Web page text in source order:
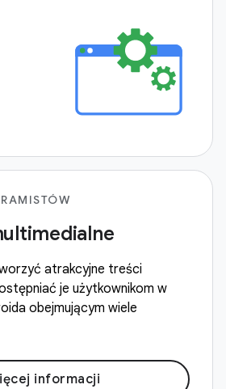
atrakcyjne treści
je użytkownikom w
obejmującym wiele
informacji